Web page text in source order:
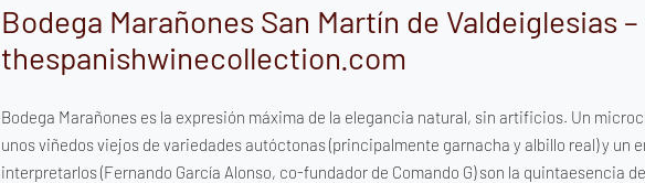
Bodega Marañones San Martín de Valdeiglesias –
thespanishwinecollection.com
Bodega Marañones es la expresión máxima de la elegancia natural, sin artificios. Un
unos viñedos viejos de variedades autóctonas (principalmente garnacha y albillo real) y un
interpretarlos (Fernando García Alonso, co-fundador de Comando G) son la quintaesencia